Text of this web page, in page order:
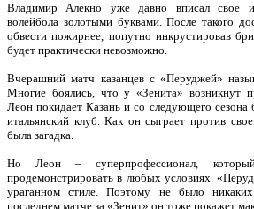
Владимир Алекно уже давно вписал свое
волейбола золотыми буквами. После такого
обвести пожирнее, попутно инкрустировав
будет практически невозможно.
Вчерашний матч казанцев с «Перуджей»
Многие боялись, что у «Зенита» возникнут
Леон покидает Казань и со следующего сезона
итальянский клуб. Как он сыграет против
была загадка.
Но Леон – суперпрофессионал,
продемонстрировать в любых условиях.
ураганном стиле. Поэтому не было
последнем матче за «Зенит» он тоже покажет